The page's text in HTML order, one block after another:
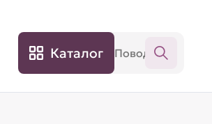
Каталог